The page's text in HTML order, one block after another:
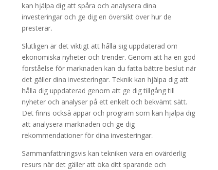
kan hjälpa dig att spåra och analysera dina
investeringar och ge dig en översikt över hur de
presterar.
Slutligen är det viktigt att hålla sig uppdaterad om
ekonomiska nyheter och trender. Genom att ha en god
förståelse för marknaden kan du fatta bättre beslut när
det gäller dina investeringar. Teknik kan hjälpa dig att
hålla dig uppdaterad genom att ge dig tillgång till
nyheter och analyser på ett enkelt och bekvämt sätt.
Det finns också appar och program som kan hjälpa dig
att analysera marknaden och ge dig
rekommendationer för dina investeringar.
Sammanfattningsvis kan tekniken vara en ovärderlig
resurs när det gäller att öka ditt sparande och